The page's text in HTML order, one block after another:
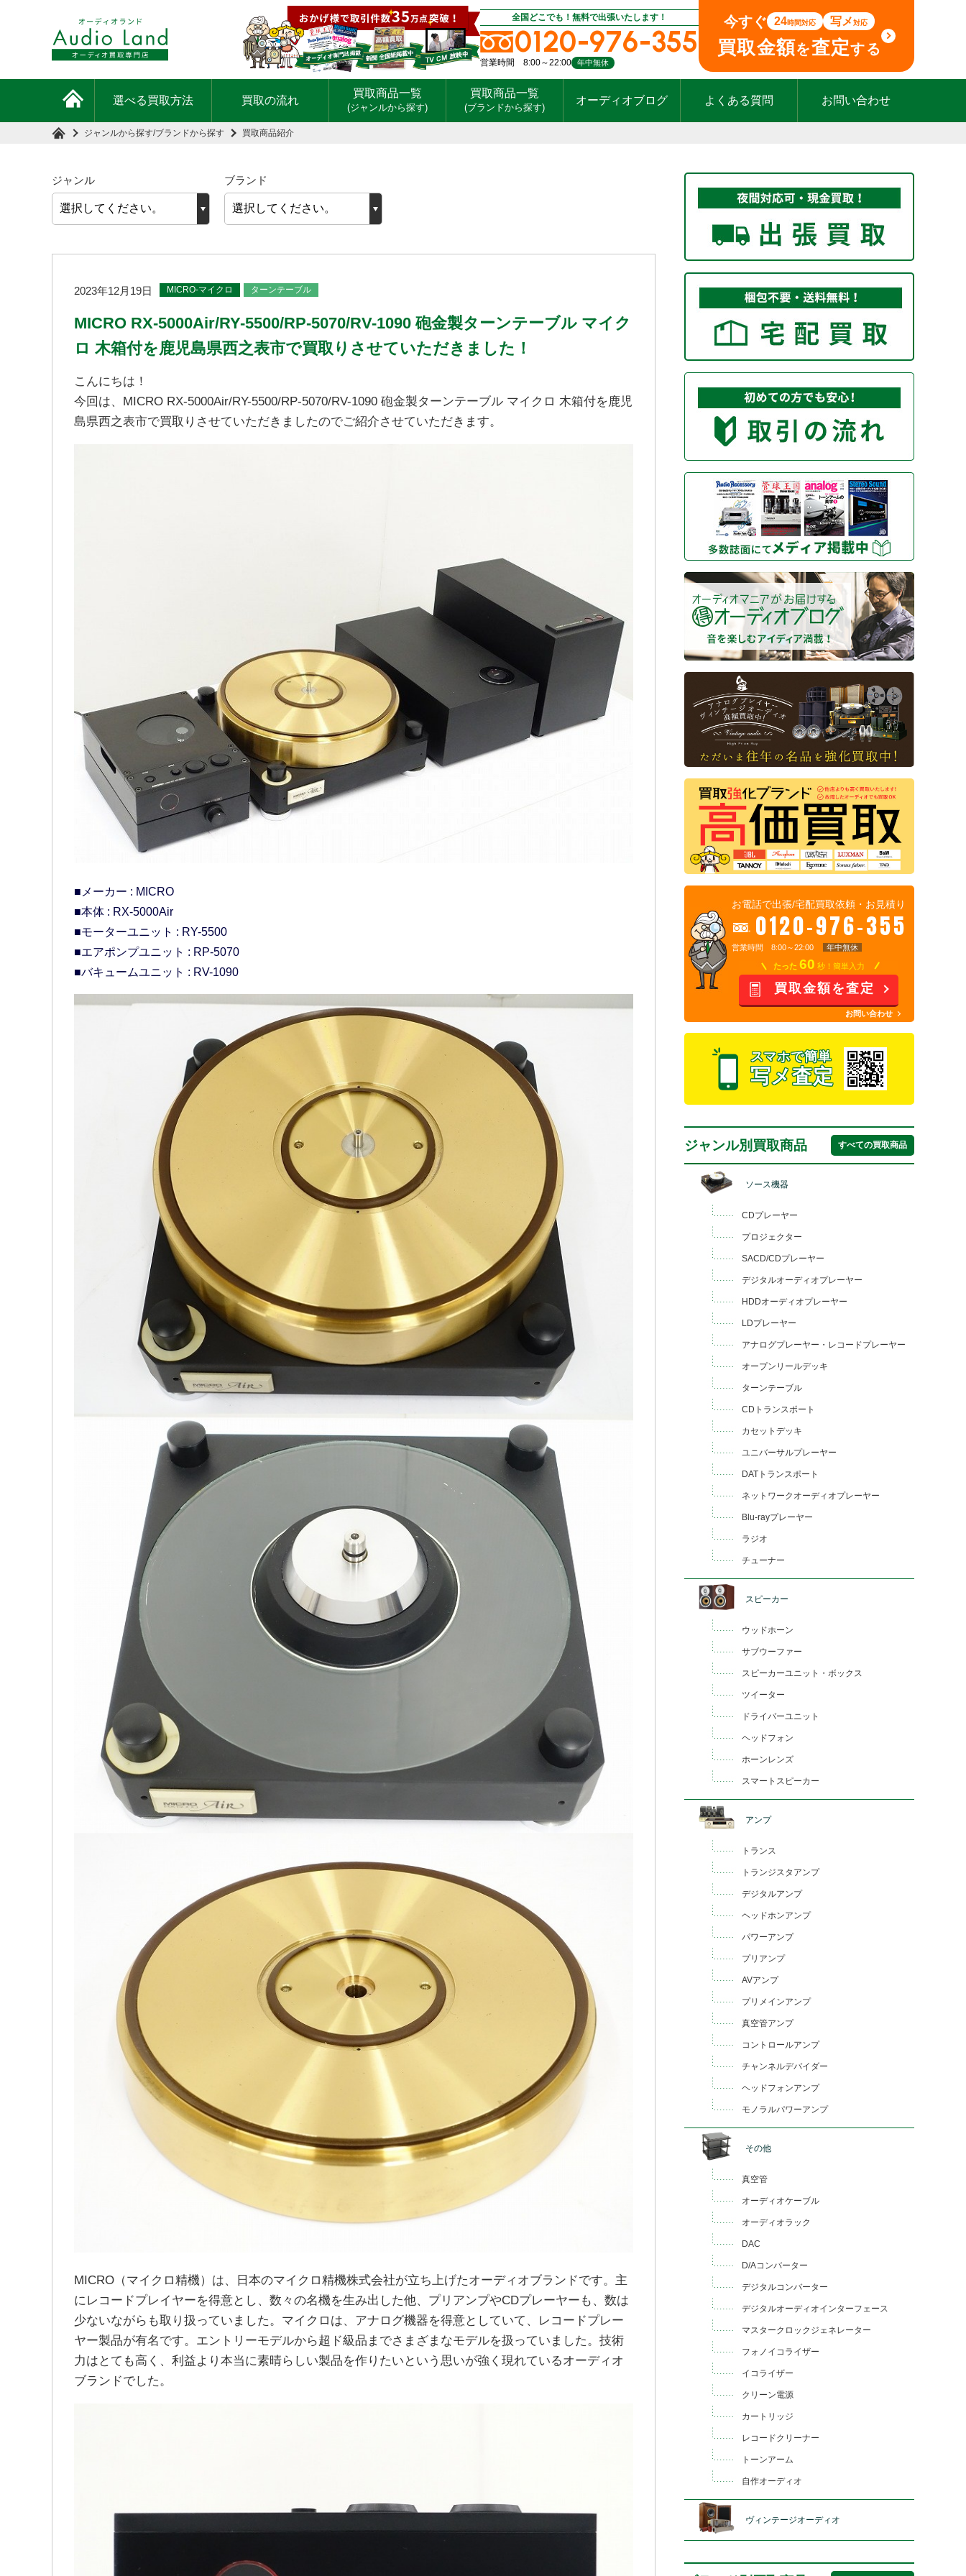
全国どこでも！無料で出張いたします！
0120-976-355
営業時間 8:00～22:00 年中無休
今すぐ 24時間対応 写メ対応
買取金額を査定する
選べる買取方法 買取の流れ
買取商品一覧
(ジャンルから探す)
買取商品一覧
(ブランドから探す)
オーディオブログ よくある質問 お問い合わせ
ジャンルから探す/ブランドから探す 買取商品紹介
ジャンル ブランド
2023年12月19日 MICRO-マイクロ ターンテーブル
MICRO RX-5000Air/RY-5500/RP-5070/RV-1090 砲金製ターンテーブル マイク
ロ 木箱付を鹿児島県西之表市で買取りさせていただきました！
こんにちは！
今回は、MICRO RX-5000Air/RY-5500/RP-5070/RV-1090 砲金製ターンテーブル マイクロ 木箱付を鹿児
島県西之表市で買取りさせていただきましたのでご紹介させていただきます。
■メーカー : MICRO
■本体 : RX-5000Air
■モーターユニット : RY-5500
■エアポンプユニット : RP-5070
■バキュームユニット : RV-1090
MICRO（マイクロ精機）は、日本のマイクロ精機株式会社が立ち上げたオーディオブランドです。主
にレコードプレイヤーを得意とし、数々の名機を生み出した他、プリアンプやCDプレーヤーも、数は
少ないながらも取り扱っていました。マイクロは、アナログ機器を得意としていて、レコードプレー
ヤー製品が有名です。エントリーモデルから超ド級品までさまざまなモデルを扱っていました。技術
力はとても高く、利益より本当に素晴らしい製品を作りたいという思いが強く現れているオーディオ
ブランドでした。
お電話で出張/宅配買取依頼・お見積り
0120-976-355
営業時間 8:00～22:00 年中無休
たった 60 秒！簡単入力
買取金額を査定
お問い合わせ
スマホで簡単
写メ査定
ジャンル別買取商品 すべての買取商品
ソース機器
CDプレーヤー
プロジェクター
SACD/CDプレーヤー
デジタルオーディオプレーヤー
HDDオーディオプレーヤー
LDプレーヤー
アナログプレーヤー・レコードプレーヤー
オープンリールデッキ
ターンテーブル
CDトランスポート
カセットデッキ
ユニバーサルプレーヤー
DATトランスポート
ネットワークオーディオプレーヤー
Blu-rayプレーヤー
ラジオ
チューナー
スピーカー
ウッドホーン
サブウーファー
スピーカーユニット・ボックス
ツイーター
ドライバーユニット
ヘッドフォン
ホーンレンズ
スマートスピーカー
アンプ
トランス
トランジスタアンプ
デジタルアンプ
ヘッドホンアンプ
パワーアンプ
プリアンプ
AVアンプ
プリメインアンプ
真空管アンプ
コントロールアンプ
チャンネルデバイダー
ヘッドフォンアンプ
モノラルパワーアンプ
その他
真空管
オーディオケーブル
オーディオラック
DAC
D/Aコンバーター
デジタルコンバーター
デジタルオーディオインターフェース
マスタークロックジェネレーター
フォノイコライザー
イコライザー
クリーン電源
カートリッジ
レコードクリーナー
トーンアーム
自作オーディオ
ヴィンテージオーディオ